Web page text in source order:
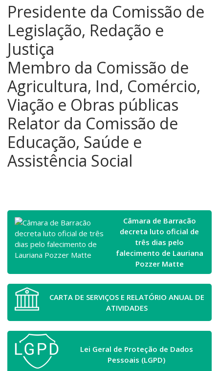
Presidente da Comissão de
Legislação, Redação e
Justiça
Membro da Comissão de
Agricultura, Ind, Comércio,
Viação e Obras públicas
Relator da Comissão de
Educação, Saúde e
Assistência Social
Câmara de Barracão
decreta luto oficial de
três dias pelo
falecimento de Lauriana
Pozzer Matte
CARTA DE SERVIÇOS E RELATÓRIO ANUAL DE
ATIVIDADES
Lei Geral de Proteção de Dados
Pessoais (LGPD)